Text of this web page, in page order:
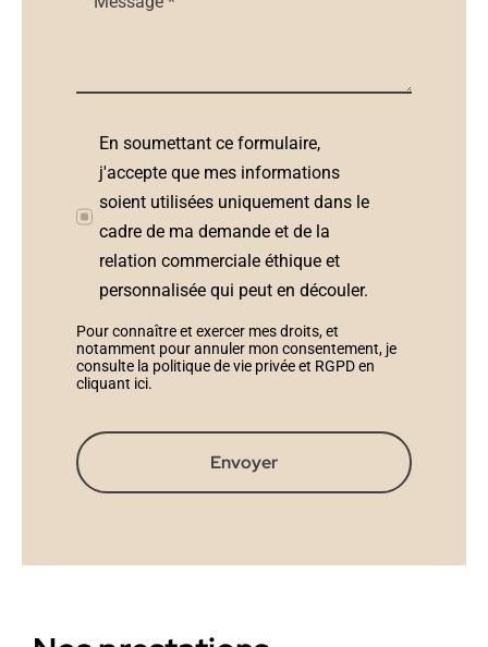
En soumettant ce formulaire,
j'accepte que mes informations
soient utilisées uniquement dans le
cadre de ma demande et de la
relation commerciale éthique et
personnalisée qui peut en découler.
Pour connaître et exercer mes droits, et
notamment pour annuler mon consentement, je
consulte la politique de vie privée et RGPD en
cliquant ici.
Envoyer